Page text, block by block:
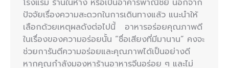
โรงแรม ร้านในห้าง หรือเป็นอาคารพาณิชย์ นอกจาก
ปัจจัยเรื่องความสะดวกในการเดินทางแล้ว แนะนำให้
เลือกด้วยเหตุผลดังต่อไปนี้ อาหารอร่อยคุณภาพดี
ในเรื่องของความอร่อยนั้น “ชื่อเสียงที่มีมานาน” คงจะ
ช่วยการันตีความอร่อยและคุณภาพได้เป็นอย่างดี
หากคุณกำลังมองหาร้านอาหารจีนอร่อย ๆ และไม่